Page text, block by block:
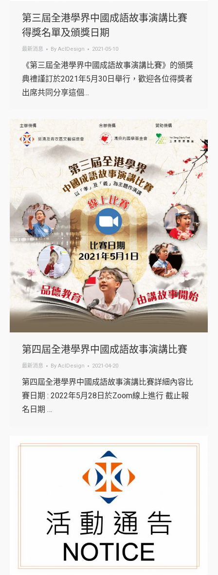
第三屆全港學界中國成語故事演講比賽
得獎名單及頒獎日期
最新消息 By AclDesign 2021-05-10
《第三屆全港學界中國成語故事演講比賽》的頒獎
典禮謹訂於2021年5月30日舉行，歡迎各位得獎者
出席共同分享這個…
第四屆全港學界中國成語故事演講比賽
最新消息 By AclDesign 2021-04-20
第四屆全港學界中國成語故事演講比賽詳細內容比
賽日期 : 2022年5月28日於Zoom線上進行 截止報
名日期 …